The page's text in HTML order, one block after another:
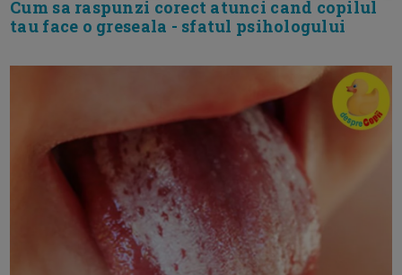
Cum sa raspunzi corect atunci cand copilul
tau face o greseala - sfatul psihologului